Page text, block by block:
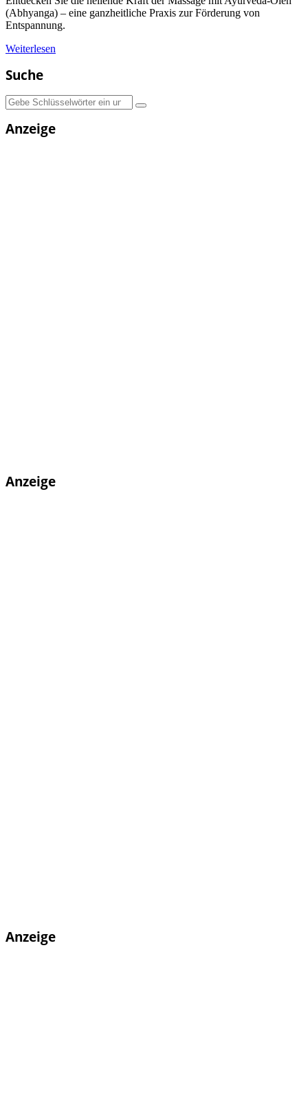
(Abhyanga) – eine ganzheitliche Praxis zur Förderung von
Entspannung.
Weiterlesen
Suche
Suchen
nach:
Anzeige
Anzeige
Anzeige